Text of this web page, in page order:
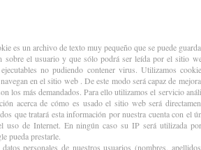
es un archivo de texto muy pequeño que se puede
sobre el usuario y que sólo podrá ser leída por el sitio
no pudiendo contener virus. Utilizamos
en el sitio web . De este modo será capaz de
los más demandados. Para ello utilizamos el servicio
acerca de cómo es usado el sitio web será
que tratará esta información por nuestra cuenta con el
de Internet. En ningún caso su IP será utilizada
pueda prestarle.
personales de nuestros usuarios (nombres,